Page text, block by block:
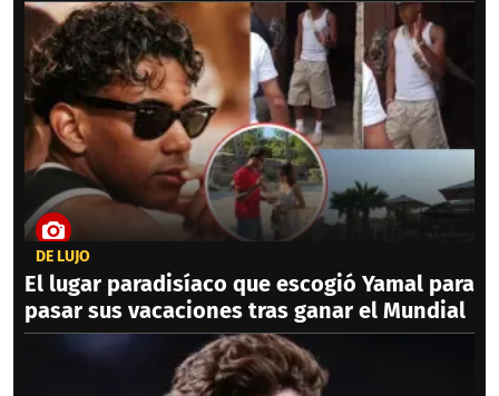
DE LUJO
El lugar paradisíaco que escogió Yamal para
pasar sus vacaciones tras ganar el Mundial